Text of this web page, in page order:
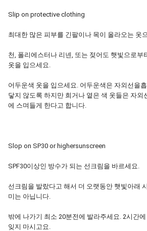
Slip on protective clothing
최대한 많은 피부를 긴팔이나 목이 올라오는 옷
천, 폴리에스터나 리넨, 또는 젖어도 햇빛으로부
옷을 입으세요.
어두운색 옷을 입으세요. 어두운색은 자외선을
닿지 않도록 하지만 희거나 옅은 색 옷들은 자외
에 스며들게 한다고 합니다.
Slop on SP30 or highersunscreen
SPF30이상인 방수가 되는 선크림을 바르세요.
선크림을 발랐다고 해서 더 오랫동안 햇빛아래
미는 아닙니다.
밖에 나가기 최소 20분전에 발라주세요. 2시간
잊지 마시고요.